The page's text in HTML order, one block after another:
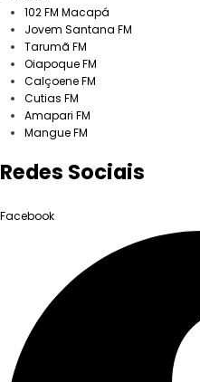
102 FM Macapá
Jovem Santana FM
Tarumã FM
Oiapoque FM
Calçoene FM
Cutias FM
Amapari FM
Mangue FM
Redes Sociais
Facebook